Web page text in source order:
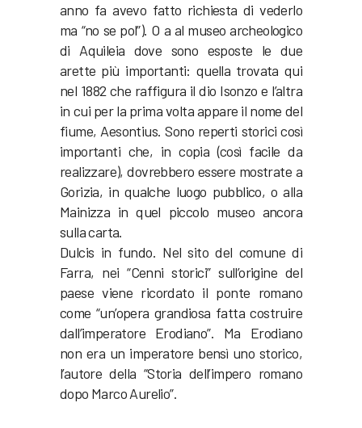
anno fa avevo fatto richiesta di vederlo
ma “no se pol”). O a al museo archeologico
di Aquileia dove sono esposte le due
arette più importanti: quella trovata qui
nel 1882 che raffigura il dio Isonzo e l’altra
in cui per la prima volta appare il nome del
fiume, Aesontius. Sono reperti storici così
importanti che, in copia (così facile da
realizzare), dovrebbero essere mostrate a
Gorizia, in qualche luogo pubblico, o alla
Mainizza in quel piccolo museo ancora
sulla carta.
Dulcis in fundo. Nel sito del comune di
Farra, nei “Cenni storici” sull’origine del
paese viene ricordato il ponte romano
come “un’opera grandiosa fatta costruire
dall’imperatore Erodiano”. Ma Erodiano
non era un imperatore bensì uno storico,
l’autore della “Storia dell’impero romano
dopo Marco Aurelio”.